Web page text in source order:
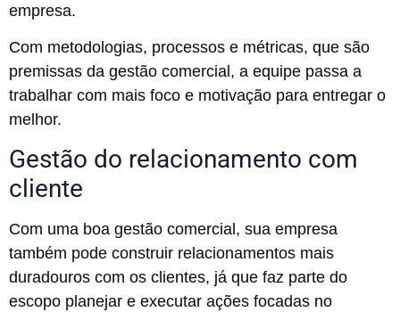
empresa.
Com metodologias, processos e métricas, que são
premissas da gestão comercial, a equipe passa a
trabalhar com mais foco e motivação para entregar o
melhor.
Gestão do relacionamento com
cliente
Com uma boa gestão comercial, sua empresa
também pode construir relacionamentos mais
duradouros com os clientes, já que faz parte do
escopo planejar e executar ações focadas no